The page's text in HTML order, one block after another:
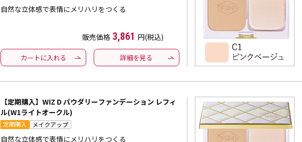
自然な立体感で表情にメリハリをつくる
販売価格 3,861 円(税込)
カートに入れる 詳細を見る
【定期購入】WIZ D パウダリーファンデーション レフィ
ル(W1ライトオークル)
定期購入 メイクアップ
自然な立体感で表情にメリハリをつくる